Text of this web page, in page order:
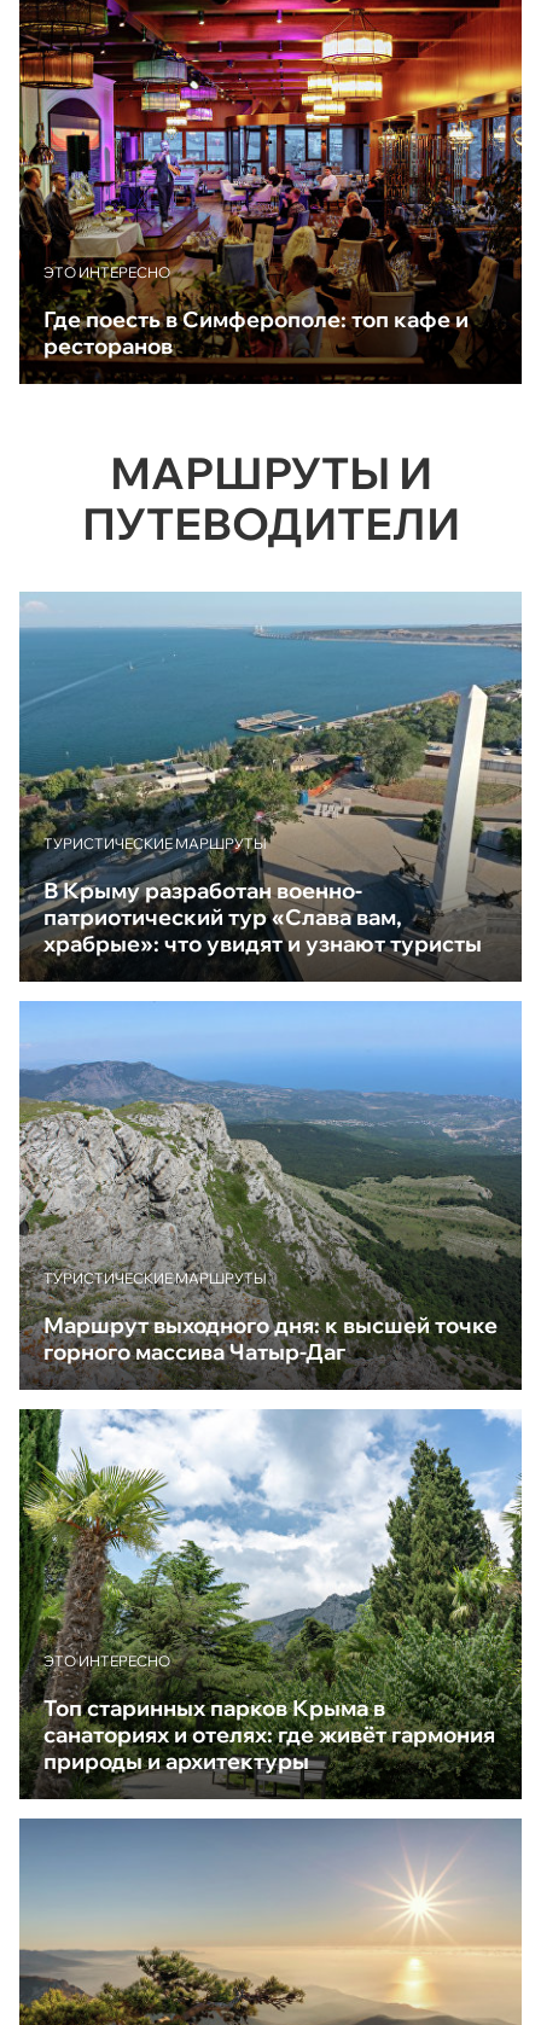
ЭТО ИНТЕРЕСНО
Где поесть в Симферополе: топ кафе и
ресторанов
МАРШРУТЫ И
ПУТЕВОДИТЕЛИ
ТУРИСТИЧЕСКИЕ МАРШРУТЫ
В Крыму разработан военно-
патриотический тур «Слава вам,
храбрые»: что увидят и узнают туристы
ТУРИСТИЧЕСКИЕ МАРШРУТЫ
Маршрут выходного дня: к высшей точке
горного массива Чатыр-Даг
ЭТО ИНТЕРЕСНО
Топ старинных парков Крыма в
санаториях и отелях: где живёт гармония
природы и архитектуры